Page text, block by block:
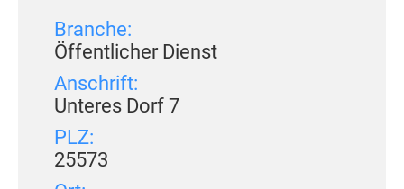
Branche:
Öffentlicher Dienst
Anschrift:
Unteres Dorf 7
PLZ:
25573